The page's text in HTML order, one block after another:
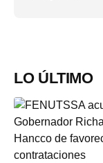
LO ÚLTIMO